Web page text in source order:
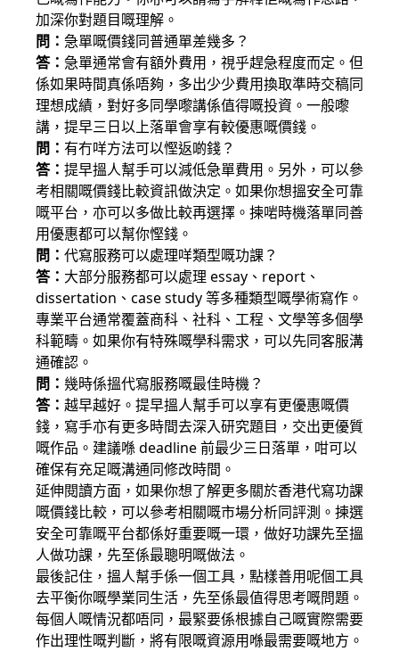
加深你對題目嘅理解。
問： 急單嘅價錢同普通單差幾多？
答： 急單通常會有額外費用，視乎趕急程度而定。但
係如果時間真係唔夠，多出少少費用換取準時交稿同
理想成績，對好多同學嚟講係值得嘅投資。一般嚟
講，提早三日以上落單會享有較優惠嘅價錢。
問： 有冇咩方法可以慳返啲錢？
答： 提早搵人幫手可以減低急單費用。另外，可以參
考相關嘅價錢比較資訊做決定。如果你想搵安全可靠
嘅平台，亦可以多做比較再選擇。揀啱時機落單同善
用優惠都可以幫你慳錢。
問： 代寫服務可以處理咩類型嘅功課？
答： 大部分服務都可以處理 essay、report、
dissertation、case study 等多種類型嘅學術寫作。
專業平台通常覆蓋商科、社科、工程、文學等多個學
科範疇。如果你有特殊嘅學科需求，可以先同客服溝
通確認。
問： 幾時係搵代寫服務嘅最佳時機？
答： 越早越好。提早搵人幫手可以享有更優惠嘅價
錢，寫手亦有更多時間去深入研究題目，交出更優質
嘅作品。建議喺 deadline 前最少三日落單，咁可以
確保有充足嘅溝通同修改時間。
延伸閱讀方面，如果你想了解更多關於香港代寫功課
嘅價錢比較，可以參考相關嘅市場分析同評測。揀選
安全可靠嘅平台都係好重要嘅一環，做好功課先至搵
人做功課，先至係最聰明嘅做法。
最後記住，搵人幫手係一個工具，點樣善用呢個工具
去平衡你嘅學業同生活，先至係最值得思考嘅問題。
每個人嘅情況都唔同，最緊要係根據自己嘅實際需要
作出理性嘅判斷，將有限嘅資源用喺最需要嘅地方。